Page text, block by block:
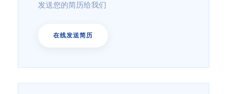
发送您的简历给我们
在线发送简历